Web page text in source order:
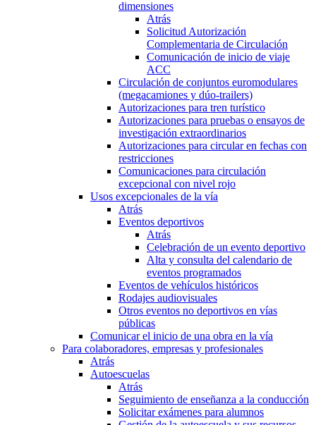
dimensiones
Atrás
Solicitud Autorización
Complementaria de Circulación
Comunicación de inicio de viaje
ACC
Circulación de conjuntos euromodulares
(megacamiones y dúo-trailers)
Autorizaciones para tren turístico
Autorizaciones para pruebas o ensayos de
investigación extraordinarios
Autorizaciones para circular en fechas con
restricciones
Comunicaciones para circulación
excepcional con nivel rojo
Usos excepcionales de la vía
Atrás
Eventos deportivos
Atrás
Celebración de un evento deportivo
Alta y consulta del calendario de
eventos programados
Eventos de vehículos históricos
Rodajes audiovisuales
Otros eventos no deportivos en vías
públicas
Comunicar el inicio de una obra en la vía
Para colaboradores, empresas y profesionales
Atrás
Autoescuelas
Atrás
Seguimiento de enseñanza a la conducción
Solicitar exámenes para alumnos